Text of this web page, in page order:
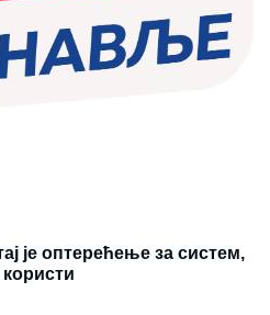
је оптерећење за систем,